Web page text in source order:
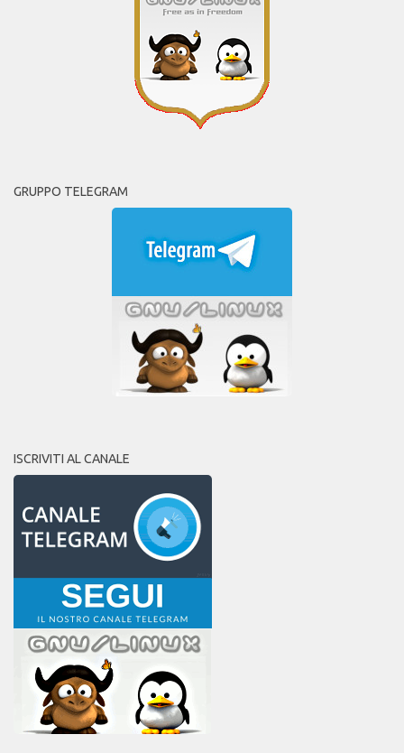
GRUPPO TELEGRAM
ISCRIVITI AL CANALE